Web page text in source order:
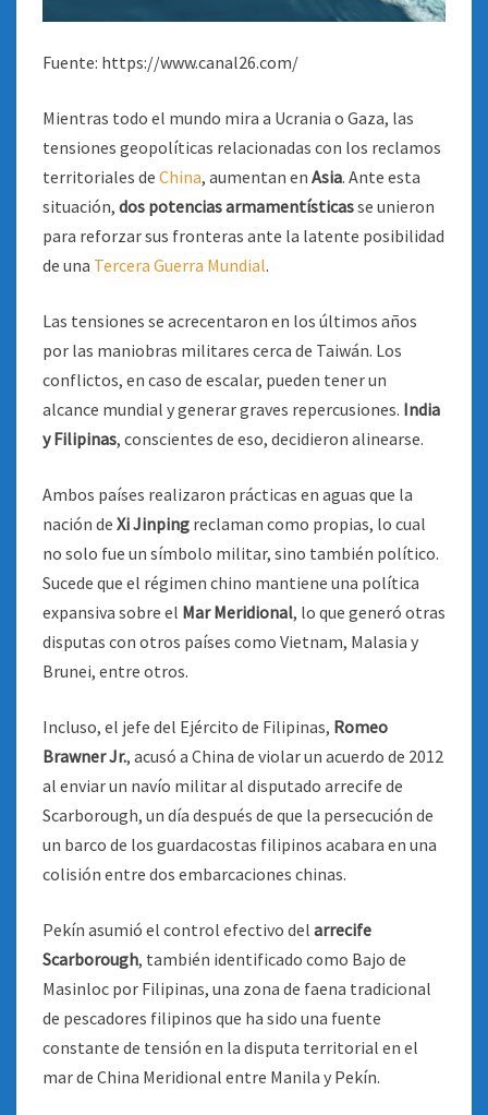
Fuente: https://www.canal26.com/
Mientras todo el mundo mira a Ucrania o Gaza, las
tensiones geopolíticas relacionadas con los reclamos
territoriales de China, aumentan en Asia. Ante esta
situación, dos potencias armamentísticasse unieron
para reforzar sus fronteras ante la latente posibilidad
de una Tercera Guerra Mundial.
Las tensiones se acrecentaron en los últimos años
por las maniobras militares cerca de Taiwán. Los
conflictos, en caso de escalar, pueden tener un
alcance mundial y generar graves repercusiones. India
y Filipinas, conscientes de eso, decidieron alinearse.
Ambos países realizaron prácticas en aguas que la
nación de XiJinping reclaman como propias, lo cual
no solo fue un símbolo militar, sino también político.
Sucede que el régimen chino mantiene una política
expansiva sobre el Mar Meridional, lo que generó otras
disputas con otros países como Vietnam, Malasia y
Brunei, entre otros.
Incluso, el jefe del Ejército de Filipinas, Romeo
Brawner Jr., acusó a China de violar un acuerdo de 2012
al enviar un navío militar al disputado arrecife de
Scarborough, un día después de que la persecución de
un barco de los guardacostas filipinos acabara en una
colisión entre dos embarcaciones chinas.
Pekín asumió el control efectivo del arrecife
Scarborough, también identificado como Bajo de
Masinloc por Filipinas, una zona de faena tradicional
de pescadores filipinos que ha sido una fuente
constante de tensión en la disputa territorial en el
mar de China Meridional entre Manila y Pekín.